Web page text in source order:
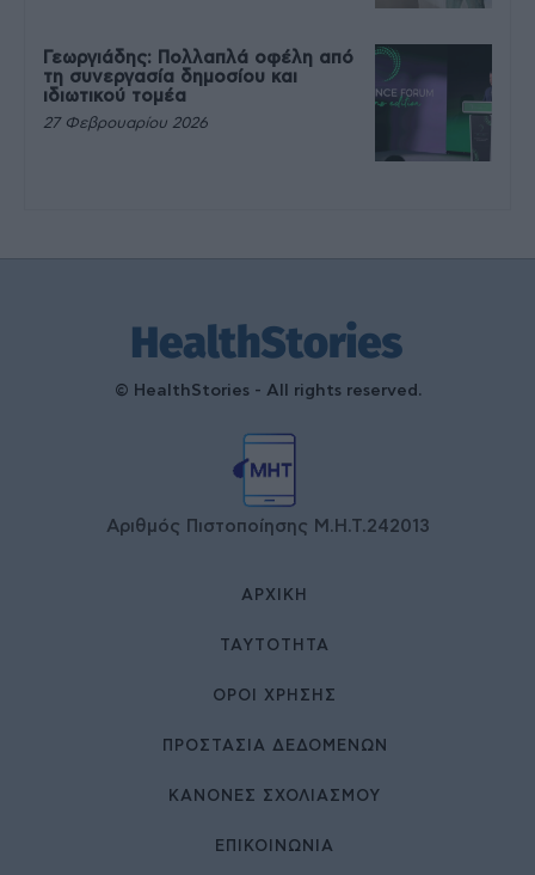
Γεωργιάδης: Πολλαπλά οφέλη από
τη συνεργασία δημοσίου και
ιδιωτικού τομέα
27 Φεβρουαρίου 2026
© HealthStories - All rights reserved.
Αριθμός Πιστοποίησης Μ.Η.Τ.242013
ΑΡΧΙΚΉ
ΤΑΥΤΌΤΗΤΑ
ΌΡΟΙ ΧΡΉΣΗΣ
ΠΡΟΣΤΑΣΙΑ ΔΕΔΟΜΕΝΩΝ
ΚΑΝΟΝΕΣ ΣΧΟΛΙΑΣΜΟΥ
ΕΠΙΚΟΙΝΩΝΊΑ